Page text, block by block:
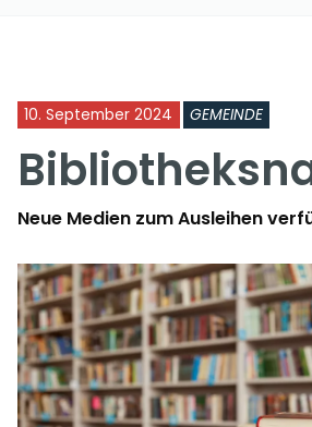
10. September 2024 GEMEINDE
Neue Medien zum Ausleihen